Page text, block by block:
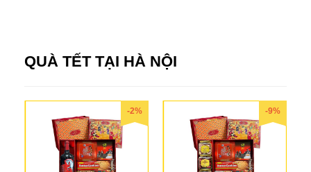
QUÀ TẾT TẠI HÀ NỘI
-2% -9%